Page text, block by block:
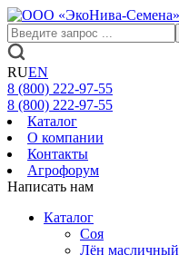
RUEN
8 (800) 222-97-55
8 (800) 222-97-55
Каталог
О компании
Контакты
Агрофорум
Написать нам
Каталог
Соя
Лён масличный